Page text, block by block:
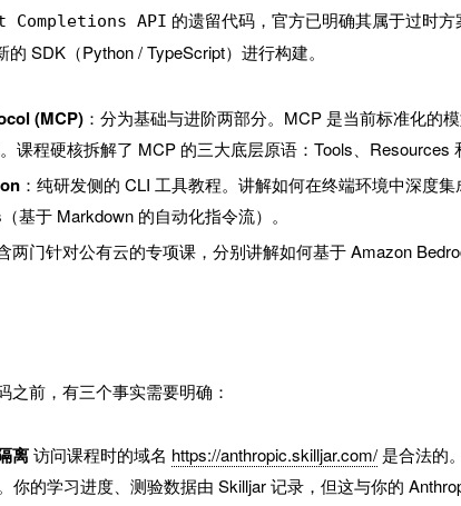
Completions API 的遗留代码，官方已明确其属于过时
的 SDK（Python / TypeScript）进行构建。
(MCP) ：分为基础与进阶两部分。MCP 是当前标准化的
课程硬核拆解了 MCP 的三大底层原语：Tools、Resources
：纯研发侧的 CLI 工具教程。讲解如何在终端环境中深度
基于 Markdown 的自动化指令流）。
两门针对公有云的专项课，分别讲解如何基于 Amazon
之前，有三个事实需要明确：
离访问课程时的域名 https://anthropic.skilljar.com/是合法的
你的学习进度、测验数据由 Skilljar 记录，但这与你的